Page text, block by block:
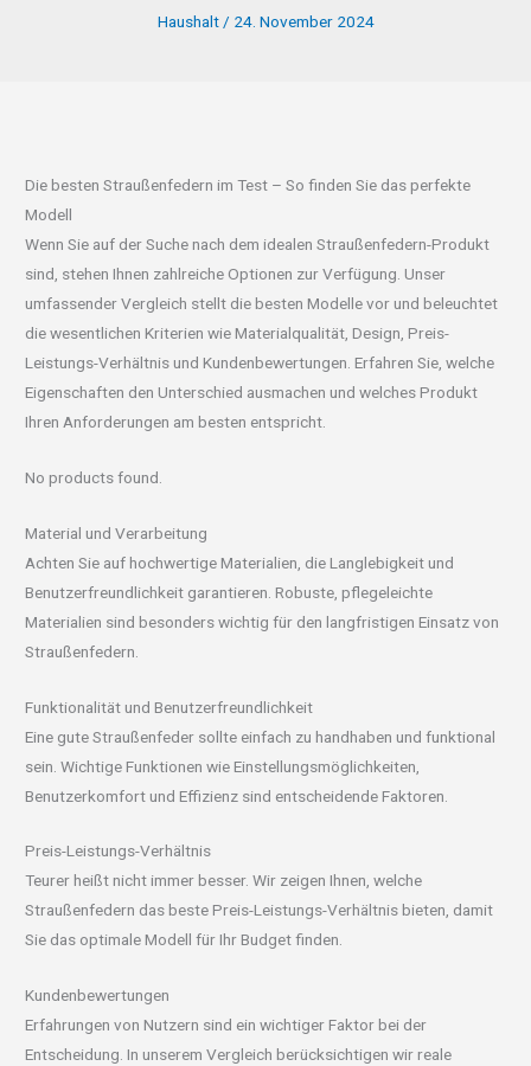
Haushalt/ 24. November 2024
Die besten Straußenfedern im Test – So finden Sie das perfekte
Modell
Wenn Sie auf der Suche nach dem idealen Straußenfedern-Produkt
sind, stehen Ihnen zahlreiche Optionen zur Verfügung. Unser
umfassender Vergleich stellt die besten Modelle vor und beleuchtet
die wesentlichen Kriterien wie Materialqualität, Design, Preis-
Leistungs-Verhältnis und Kundenbewertungen. Erfahren Sie, welche
Eigenschaften den Unterschied ausmachen und welches Produkt
Ihren Anforderungen am besten entspricht.
No products found.
Material und Verarbeitung
Achten Sie auf hochwertige Materialien, die Langlebigkeit und
Benutzerfreundlichkeit garantieren. Robuste, pflegeleichte
Materialien sind besonders wichtig für den langfristigen Einsatz von
Straußenfedern.
Funktionalität und Benutzerfreundlichkeit
Eine gute Straußenfeder sollte einfach zu handhaben und funktional
sein. Wichtige Funktionen wie Einstellungsmöglichkeiten,
Benutzerkomfort und Effizienz sind entscheidende Faktoren.
Preis-Leistungs-Verhältnis
Teurer heißt nicht immer besser. Wir zeigen Ihnen, welche
Straußenfedern das beste Preis-Leistungs-Verhältnis bieten, damit
Sie das optimale Modell für Ihr Budget finden.
Kundenbewertungen
Erfahrungen von Nutzern sind ein wichtiger Faktor bei der
Entscheidung. In unserem Vergleich berücksichtigen wir reale